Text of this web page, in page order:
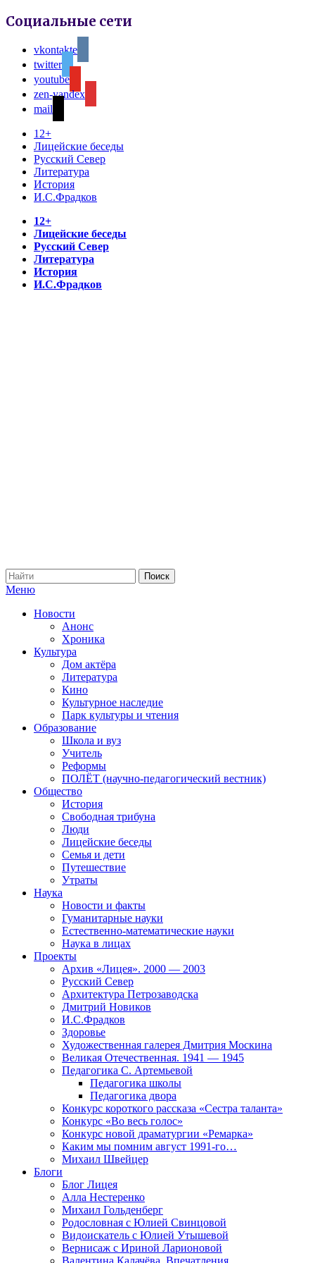
Социальные сети
vkontakte
twitter
youtube
zen-yandex
mail
12+
Лицейские беседы
Русский Север
Литература
История
И.С.Фрадков
12+
Лицейские беседы
Русский Север
Литература
История
И.С.Фрадков
Меню
Новости
Анонс
Хроника
Культура
Дом актёра
Литература
Кино
Культурное наследие
Парк культуры и чтения
Образование
Школа и вуз
Учитель
Реформы
ПОЛЁТ (научно-педагогический вестник)
Общество
История
Свободная трибуна
Люди
Лицейские беседы
Семья и дети
Путешествие
Утраты
Наука
Новости и факты
Гуманитарные науки
Естественно-математические науки
Наука в лицах
Проекты
Архив «Лицея». 2000 — 2003
Русский Север
Архитектура Петрозаводска
Дмитрий Новиков
И.С.Фрадков
Здоровье
Художественная галерея Дмитрия Москина
Великая Отечественная. 1941 — 1945
Педагогика С. Артемьевой
Педагогика школы
Педагогика двора
Конкурс короткого рассказа «Сестра таланта»
Конкурс «Во весь голос»
Конкурс новой драматургии «Ремарка»
Каким мы помним август 1991-го…
Михаил Швейцер
Блоги
Блог Лицея
Алла Нестеренко
Михаил Гольденберг
Родословная с Юлией Свинцовой
Видоискатель с Юлией Утышевой
Вернисаж с Ириной Ларионовой